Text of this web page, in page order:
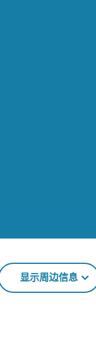
显示周边信息